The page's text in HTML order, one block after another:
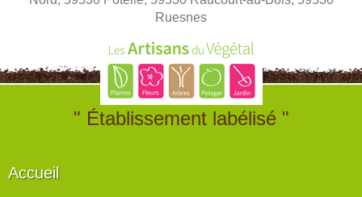
Ruesnes
" Établissement labélisé "
Accueil